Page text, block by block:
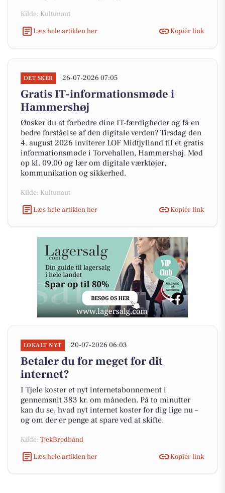
Kilde: Kultunaut
Læs hele artiklen her
Kopiér link
DET SKER 26-07-2026 07:05
Gratis IT-informationsmøde i
Hammershøj
Ønsker du at forbedre dine IT-færdigheder og få en
bedre forståelse af den digitale verden? Tirsdag den
4. august 2026 inviterer LOF Midtjylland til et gratis
informationsmøde i Torvehallen, Hammershøj. Mød
op kl. 09.00 og lær om digitale værktøjer,
kommunikation og sikkerhed.
Kilde: Kultunaut
Læs hele artiklen her
Kopiér link
LOKALT NYT 20-07-2026 06:03
Betaler du for meget for dit
internet?
I Tjele koster et nyt internetabonnement i
gennemsnit 383 kr. om måneden. På to minutter
kan du se, hvad nyt internet koster for dig lige nu –
og om der er penge at spare ved at skifte.
Kilde: TjekBredbånd
Læs hele artiklen her
Kopiér link